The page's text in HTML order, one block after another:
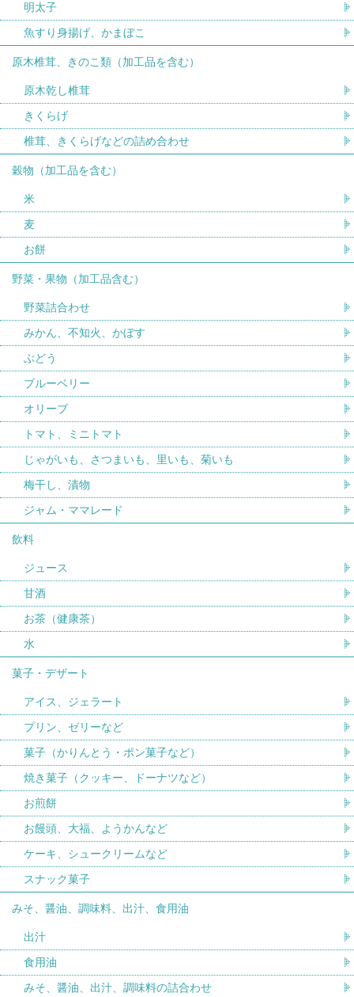
明太子
魚すり身揚げ、かまぼこ
原木椎茸、きのこ類（加工品を含む）
原木乾し椎茸
きくらげ
椎茸、きくらげなどの詰め合わせ
穀物（加工品を含む）
米
麦
お餅
野菜・果物（加工品含む）
野菜詰合わせ
みかん、不知火、かぼす
ぶどう
ブルーベリー
オリーブ
トマト、ミニトマト
じゃがいも、さつまいも、里いも、菊いも
梅干し、漬物
ジャム・ママレード
飲料
ジュース
甘酒
お茶（健康茶）
水
菓子・デザート
アイス、ジェラート
プリン、ゼリーなど
菓子（かりんとう・ポン菓子など）
焼き菓子（クッキー、ドーナツなど）
お煎餅
お饅頭、大福、ようかんなど
ケーキ、シュークリームなど
スナック菓子
みそ、醤油、調味料、出汁、食用油
出汁
食用油
みそ、醤油、出汁、調味料の詰合わせ